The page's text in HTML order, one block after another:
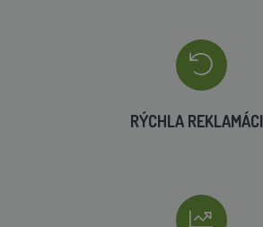
RÝCHLA